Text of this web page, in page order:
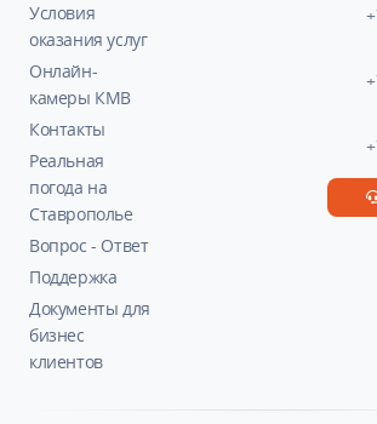
Условия
оказания услуг
Онлайн-
камеры КМВ
Контакты
Реальная
погода на
Ставрополье
Вопрос - Ответ
Поддержка
Документы для
бизнес
клиентов